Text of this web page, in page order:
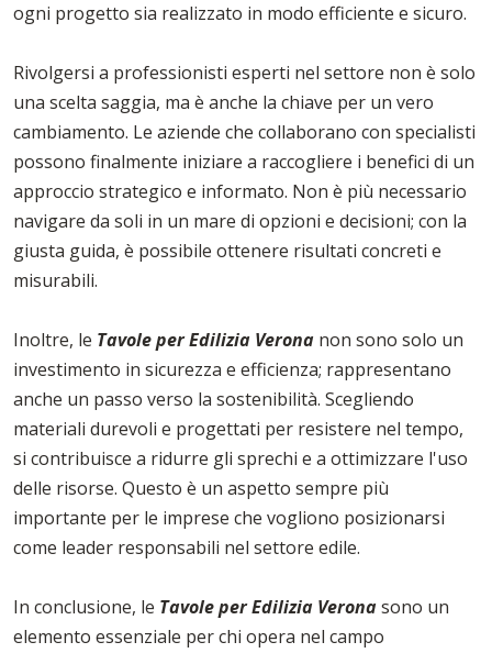
ogni progetto sia realizzato in modo efficiente e sicuro.
Rivolgersi a professionisti esperti nel settore non è solo
una scelta saggia, ma è anche la chiave per un vero
cambiamento. Le aziende che collaborano con specialisti
possono finalmente iniziare a raccogliere i benefici di un
approccio strategico e informato. Non è più necessario
navigare da soli in un mare di opzioni e decisioni; con la
giusta guida, è possibile ottenere risultati concreti e
misurabili.
Inoltre, le Tavole per Edilizia Verona non sono solo un
investimento in sicurezza e efficienza; rappresentano
anche un passo verso la sostenibilità. Scegliendo
materiali durevoli e progettati per resistere nel tempo,
si contribuisce a ridurre gli sprechi e a ottimizzare l'uso
delle risorse. Questo è un aspetto sempre più
importante per le imprese che vogliono posizionarsi
come leader responsabili nel settore edile.
In conclusione, le Tavole per Edilizia Veronasono un
elemento essenziale per chi opera nel campo